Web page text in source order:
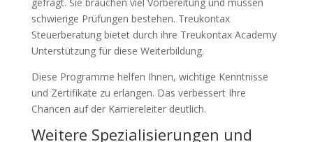
schwierige Prüfungen bestehen. Treukontax
Steuerberatung bietet durch ihre Treukontax Academy
Unterstützung für diese Weiterbildung.
Diese Programme helfen Ihnen, wichtige Kenntnisse
und Zertifikate zu erlangen. Das verbessert Ihre
Chancen auf der Karriereleiter deutlich.
Weitere Spezialisierungen und